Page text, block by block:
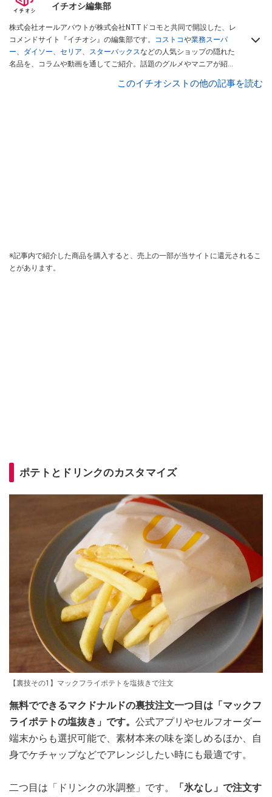
イチオシ編集部
株式会社オールアバウトが株式会社NTTドコモと共同で開設した、レ
コメンドサイト『イチオシ』の編集部です。 コストコや業務スーパ
ー、 ダイソー、 セリア、 スターバックスなどの人気ショップの隠れた
名品を、コラムや動画を通してご紹介。話題のグルメやマニアが紹介
インフルエンサーが実際に使用してレビューしています。毎日トレン
このイチオシストの他の記事を読む
※記事内で紹介した商品を購入すると、売上の一部が当サイトに還元されるこ
とがあります。
ポテトとドリンクのカスタマイズ
【裏技その1】マックフライポテトを塩抜きで注文
無料でできるマクドナルドの裏技注文一つ目は「マックフ
ライポテトの塩抜き」です。 公式アプリやセルフオーダー
端末からも選択可能で、素材本来の味を楽しめるほか、自
身でケチャップなどでアレンジしたい時にも最適です。
二つ目は「ドリンクの氷調整」です。
「氷なし」で注文す